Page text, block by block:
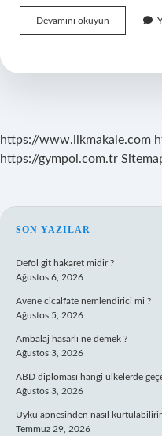
Devamını okuyun
Olmak
Mezunu
https://www.ilkmakale.com
https://gympol.com.tr
SIDEBAR
SON YAZILAR
Defol git hakaret midir ?
Ağustos 6, 2026
Avene cicalfate nemlendirici mi ?
Ağustos 5, 2026
Ambalaj hasarlı ne demek ?
Ağustos 3, 2026
ABD diploması hangi ülkelerde
Ağustos 3, 2026
Uyku apnesinden nasıl
Temmuz 29, 2026